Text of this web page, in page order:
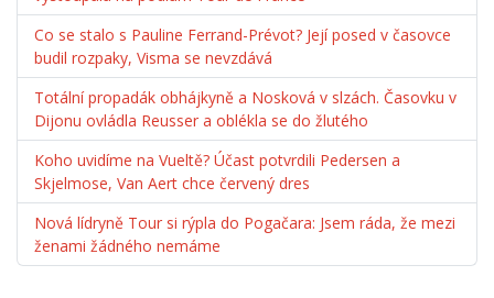
Co se stalo s Pauline Ferrand-Prévot? Její posed v časovce
budil rozpaky, Visma se nevzdává
Totální propadák obhájkyně a Nosková v slzách. Časovku v
Dijonu ovládla Reusser a oblékla se do žlutého
Koho uvidíme na Vueltě? Účast potvrdili Pedersen a
Skjelmose, Van Aert chce červený dres
Nová lídryně Tour si rýpla do Pogačara: Jsem ráda, že mezi
ženami žádného nemáme